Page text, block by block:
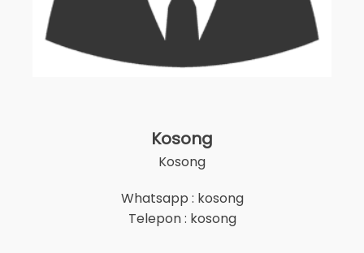
Kosong
Kosong
Whatsapp : kosong
Telepon : kosong